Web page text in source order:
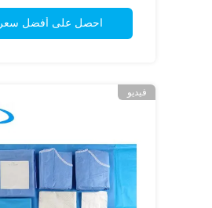
احصل على أفضل سعر
فيديو